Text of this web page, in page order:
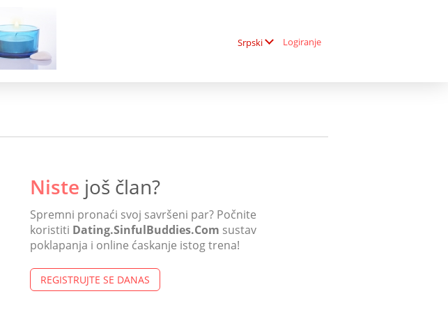
Srpski Logiranje
Niste još član?
Spremni pronaći svoj savršeni par? Počnite
koristiti Dating.SinfulBuddies.Com sustav
poklapanja i online ćaskanje istog trena!
REGISTRUJTE SE DANAS